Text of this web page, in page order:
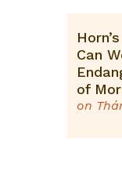
on
Can
of